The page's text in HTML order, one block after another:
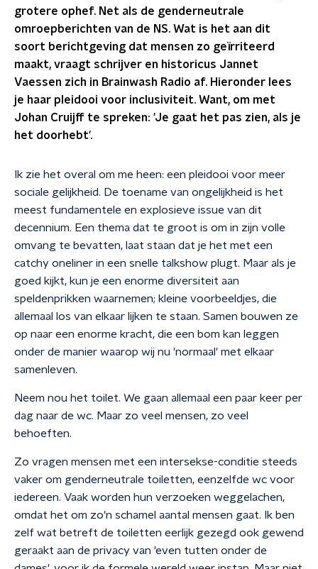
grotere ophef. Net als de genderneutrale
omroepberichten van de NS. Wat is het aan dit
soort berichtgeving dat mensen zo geïrriteerd
maakt, vraagt schrijver en historicus Jannet
Vaessen zich in Brainwash Radio af. Hieronder lees
je haar pleidooi voor inclusiviteit. Want, om met
Johan Cruijff te spreken: 'Je gaat het pas zien, als je
het doorhebt'.
Ik zie het overal om me heen: een pleidooi voor meer
sociale gelijkheid. De toename van ongelijkheid is het
meest fundamentele en explosieve issue van dit
decennium. Een thema dat te groot is om in zijn volle
omvang te bevatten, laat staan dat je het met een
catchy oneliner in een snelle talkshow plugt. Maar als je
goed kijkt, kun je een enorme diversiteit aan
speldenprikken waarnemen; kleine voorbeeldjes, die
allemaal los van elkaar lijken te staan. Samen bouwen ze
op naar een enorme kracht, die een bom kan leggen
onder de manier waarop wij nu 'normaal' met elkaar
samenleven.
Neem nou het toilet. We gaan allemaal een paar keer per
dag naar de wc. Maar zo veel mensen, zo veel
behoeften.
Zo vragen mensen met een intersekse-conditie steeds
vaker om genderneutrale toiletten, eenzelfde wc voor
iedereen. Vaak worden hun verzoeken weggelachen,
omdat het om zo'n schamel aantal mensen gaat. Ik ben
zelf wat betreft de toiletten eerlijk gezegd ook gewend
geraakt aan de privacy van 'even tutten onder de